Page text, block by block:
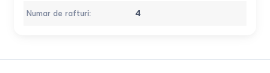
Numar de rafturi: 4